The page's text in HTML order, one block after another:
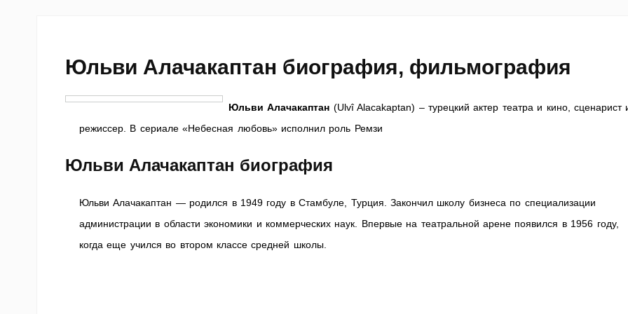
Юльви Алачакаптан биография, фильмография
Юльви Алачакаптан (Ulvî Alacakaptan) – турецкий актер театра и кино, сценарист
режиссер.
В сериале «Небесная любовь» исполнил роль Ремзи
Юльви Алачакаптан биография
Юльви Алачакаптан — родился в 1949 году в Стамбуле, Турция. Закончил школу бизнеса по специализации
администрации в области экономики и коммерческих наук. Впервые на театральной арене появился в 1956 году,
когда еще учился во втором классе средней школы.